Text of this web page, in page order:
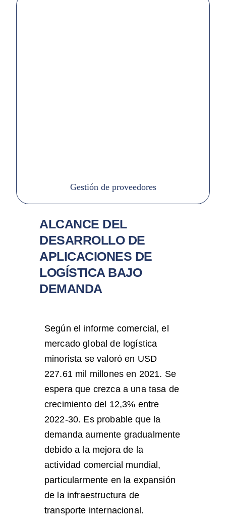
Gestión de proveedores
ALCANCE DEL
DESARROLLO DE
APLICACIONES DE
LOGÍSTICA BAJO
DEMANDA
Según el informe comercial, el
mercado global de logística
minorista se valoró en USD
227.61 mil millones en 2021. Se
espera que crezca a una tasa de
crecimiento del 12,3% entre
2022-30. Es probable que la
demanda aumente gradualmente
debido a la mejora de la
actividad comercial mundial,
particularmente en la expansión
de la infraestructura de
transporte internacional.